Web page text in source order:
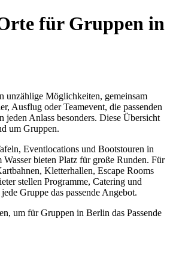
für Gruppen in
unzählige Möglichkeiten, gemeinsam
Ausflug oder Teamevent, die passenden
jeden Anlass besonders. Diese Übersicht
um Gruppen.
Eventlocations und Bootstouren in
bieten Platz für große Runden. Für
Kletterhallen, Escape Rooms
stellen Programme, Catering und
Gruppe das passende Angebot.
um für Gruppen in Berlin das Passende